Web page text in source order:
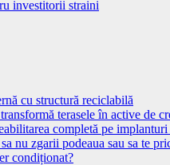
investitorii straini
cu structură reciclabilă
terasele în active de
completă pe
nu zgarii podeaua sau sa te
condiționat?